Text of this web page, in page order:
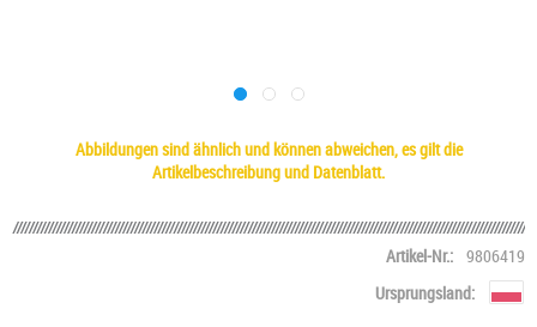
Abbildungen sind ähnlich und können abweichen, es gilt die
Artikelbeschreibung und Datenblatt.
Artikel-Nr.: 9806419
Ursprungsland: